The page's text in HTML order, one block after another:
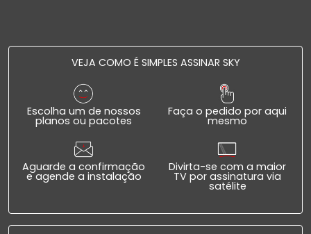
VEJA COMO É SIMPLES ASSINAR SKY
Escolha um de nossos
planos ou pacotes
Faça o pedido por aqui
mesmo
Aguarde a confirmação
e agende a instalação
Divirta-se com a maior
TV por assinatura via
satélite